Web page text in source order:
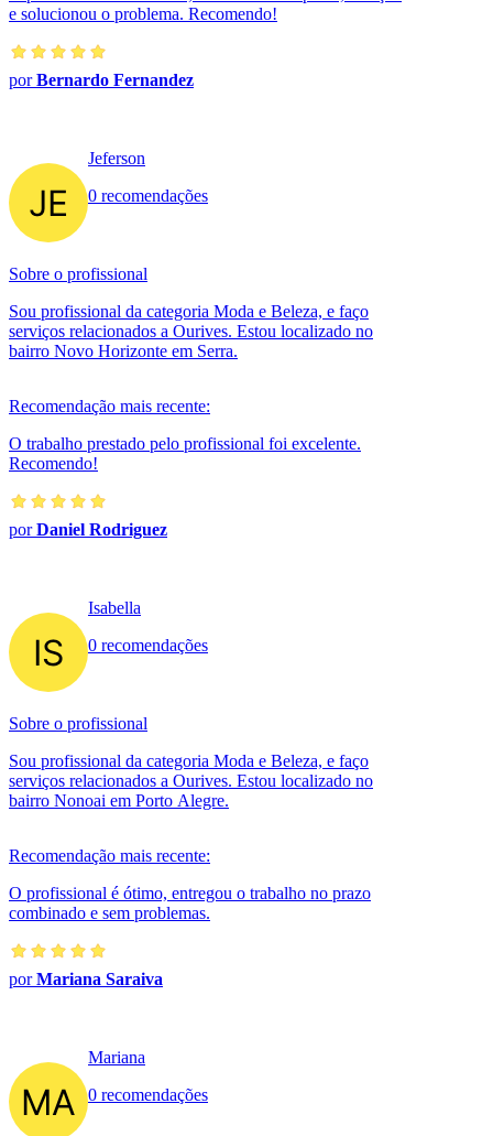
e solucionou o problema. Recomendo!
porBernardo Fernandez
Jeferson
0 recomendações
Sobre o profissional
Sou profissional da categoria Moda e Beleza, e faço
serviços relacionados a Ourives. Estou localizado no
bairro Novo Horizonte em Serra.
Recomendação mais recente:
O trabalho prestado pelo profissional foi excelente.
Recomendo!
porDaniel Rodriguez
Isabella
0 recomendações
Sobre o profissional
Sou profissional da categoria Moda e Beleza, e faço
serviços relacionados a Ourives. Estou localizado no
bairro Nonoai em Porto Alegre.
Recomendação mais recente:
O profissional é ótimo, entregou o trabalho no prazo
combinado e sem problemas.
porMariana Saraiva
Mariana
0 recomendações